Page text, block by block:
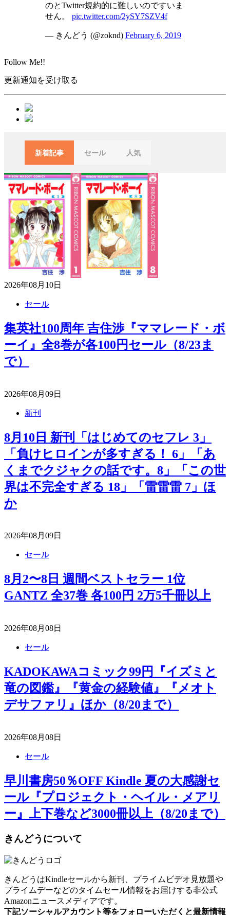
のとTwitter規約的に難しいのですいま
せん。 pic.twitter.com/2ySY7SZV4f
— きんどう (@zoknd) February 6, 2019
Follow Me!!
更新通知を受け取る
新着記事 セール 人気
2026年08月10日
セール
集英社100周年 吉住渉『ママレード・ボ
ーイ』全8巻が各100円セール（8/23ま
で）
2026年08月09日
新刊
8月10日 新刊「はじめてのセフレ 3」
「負けヒロインが多すぎる！ 6」「あ
くまでクジャクの話です。8」「この世
界は不完全すぎる 18」「雷雷雷 7」ほ
か
2026年08月09日
セール
8月2〜8日 週間ベストセラー 1位
GANTZ 全37巻 各100円 2万5千冊以上
2026年08月08日
セール
KADOKAWAコミック99円『イズミと
竜の図鑑』『黄金の経験値』『メオト
デサファリ』ほか（8/20まで）
2026年08月08日
セール
早川書房50％OFF Kindle 夏の大感謝セ
ール『プロジェクト・ヘイル・メアリ
ー』上下巻など3000冊以上（8/20まで）
きんどうについて
きんどうはKindleセールから新刊、プライムビデオ見放題や
プライムデーなどのタイムセール情報をお届けする非公式
Amazonニュースメディアです。
下記ソーシャルアカウント等をフォローいただくと最新情報